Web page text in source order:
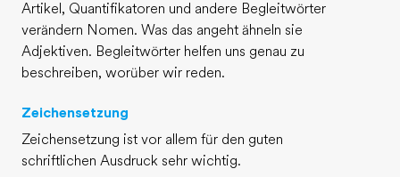
Artikel, Quantifikatoren und andere Begleitwörter
verändern Nomen. Was das angeht ähneln sie
Adjektiven. Begleitwörter helfen uns genau zu
beschreiben, worüber wir reden.
Zeichensetzung
Zeichensetzung ist vor allem für den guten
schriftlichen Ausdruck sehr wichtig.